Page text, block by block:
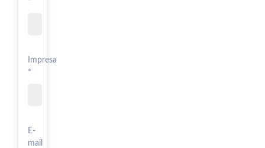
Impresa
*
E-
mail